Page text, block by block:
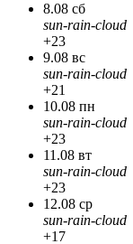
8.08 сб
sun-rain-cloud
+23
9.08 вс
sun-rain-cloud
+21
10.08 пн
sun-rain-cloud
+23
11.08 вт
sun-rain-cloud
+23
12.08 ср
sun-rain-cloud
+17